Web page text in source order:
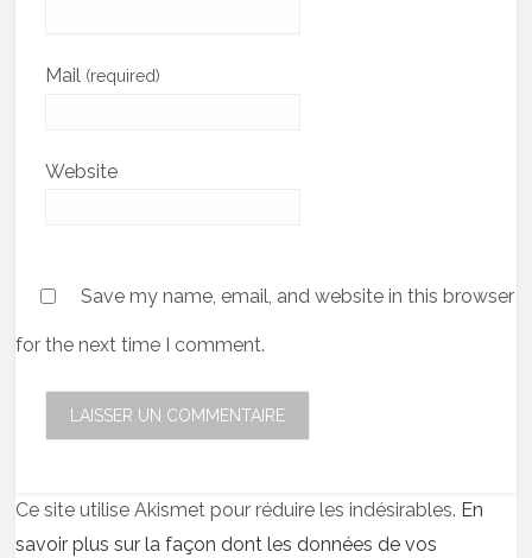
Mail (required)
Website
Save my name, email, and website in this browser
for the next time I comment.
Ce site utilise Akismet pour réduire les indésirables. En
savoir plus sur la façon dont les données de vos